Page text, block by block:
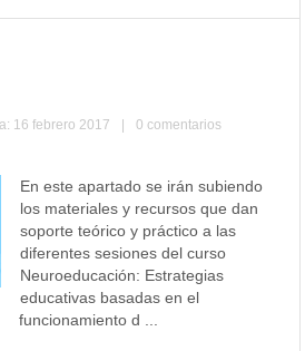
16 febrero 2017
0 comentarios
En este apartado se irán subiendo
los materiales y recursos que dan
soporte teórico y práctico a las
diferentes sesiones del curso
Neuroeducación: Estrategias
educativas basadas en el
funcionamiento d ...